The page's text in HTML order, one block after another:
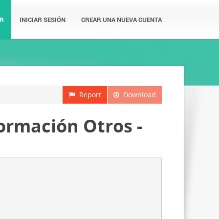
INICIAR SESIÓN CREAR UNA NUEVA CUENTA
Download
Report
Otros -